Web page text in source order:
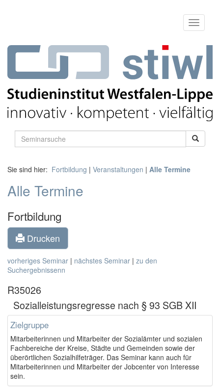
Sie sind hier: Fortbildung | Veranstaltungen | Alle Termine
Alle Termine
Fortbildung
Drucken
vorheriges Seminar | nächstes Seminar | zu den
Suchergebnissenn
R35026
Sozialleistungsregresse nach § 93 SGB XII
Zielgruppe
Mitarbeiterinnen und Mitarbeiter der Sozialämter und sozialen
Fachbereiche der Kreise, Städte und Gemeinden sowie der
überörtlichen Sozialhilfeträger. Das Seminar kann auch für
Mitarbeiterinnen und Mitarbeiter der Jobcenter von Interesse
sein.